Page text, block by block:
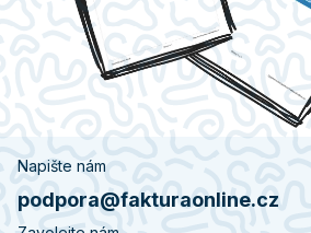
Napište nám
podpora@fakturaonline.cz